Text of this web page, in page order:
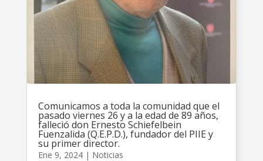
Comunicamos a toda la comunidad que el
pasado viernes 26 y a la edad de 89 años,
falleció don Ernesto Schiefelbein
Fuenzalida (Q.E.P.D.), fundador del PIIE y
su primer director.
Ene 9, 2024| Noticias